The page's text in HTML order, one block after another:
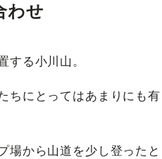
わせ
する小川山。
ちにとってはあまりにも有
場から山道を少し登ったと